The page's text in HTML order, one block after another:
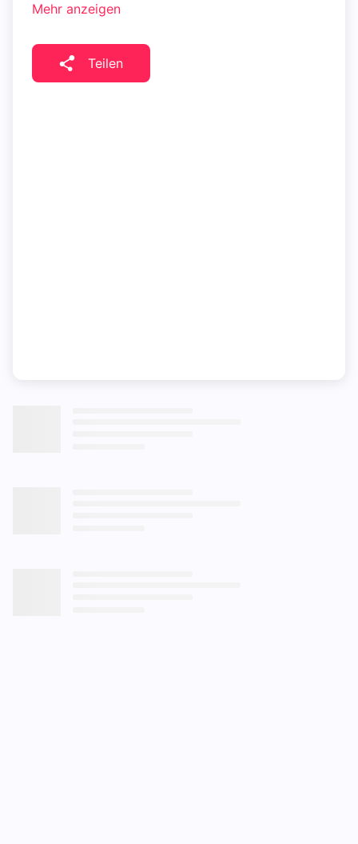
Mehr anzeigen
Teilen